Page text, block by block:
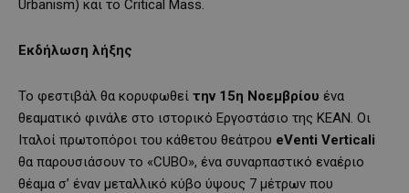
Urbanism) και το Critical Mass.
Εκδήλωση λήξης
Το φεστιβάλ θα κορυφωθεί την 15η Νοεμβρίου ένα
θεαματικό φινάλε στο ιστορικό Εργοστάσιο της KEAN. Οι
Ιταλοί πρωτοπόροι του κάθετου θεάτρου eVenti Verticali
θα παρουσιάσουν το «CUBO», ένα συναρπαστικό εναέριο
θέαμα σ’ έναν μεταλλικό κύβο ύψους 7 μέτρων που